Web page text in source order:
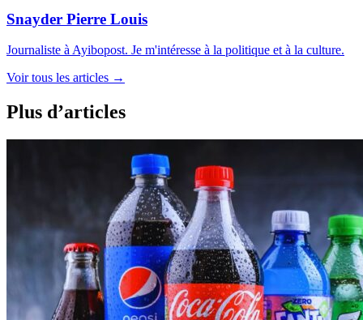
Snayder Pierre Louis
Journaliste à Ayibopost. Je m'intéresse à la politique et à la culture.
Voir tous les articles →
Plus d’articles